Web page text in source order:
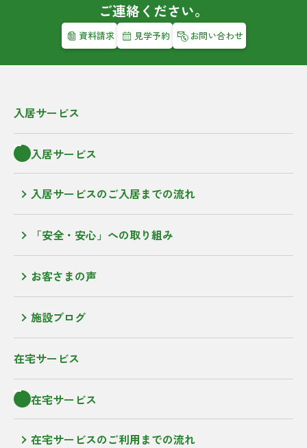
ご連絡ください。
資料請求 見学予約 お問い合わせ
入居サービス
入居サービス
入居サービスのご入居までの流れ
「安全・安心」への取り組み
お客さまの声
施設ブログ
在宅サービス
在宅サービス
在宅サービスのご利用までの流れ